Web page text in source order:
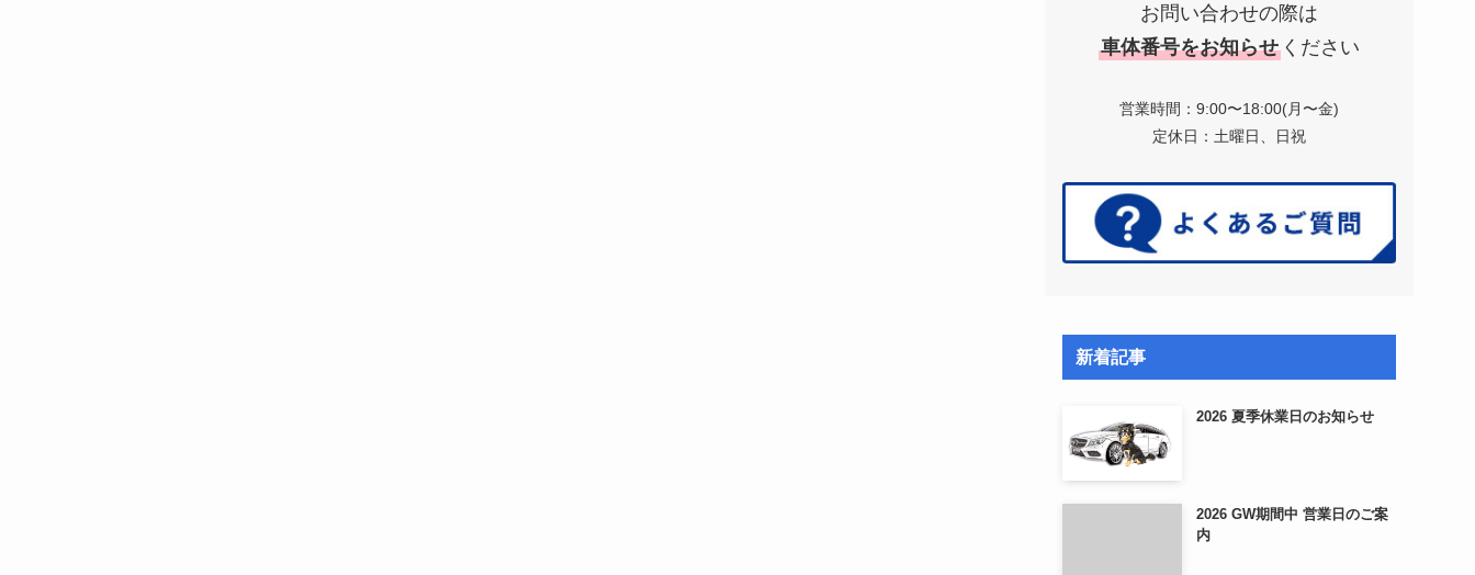
お問い合わせの際は
車体番号をお知らせ ください
営業時間：9:00〜18:00(月〜金)
定休日：土曜日、日祝
新着記事
2026 夏季休業日のお知らせ
2026 GW期間中 営業日のご案
内